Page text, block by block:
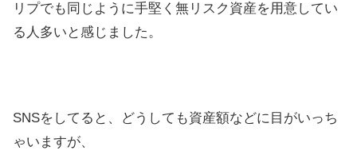
リプでも同じように手堅く無リスク資産を用意してい
る人多いと感じました。
SNSをしてると、どうしても資産額などに目がいっち
ゃいますが、